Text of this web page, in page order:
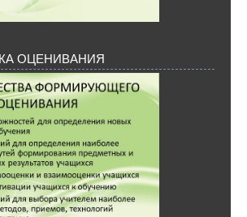
ОЦЕНИВАНИЯ